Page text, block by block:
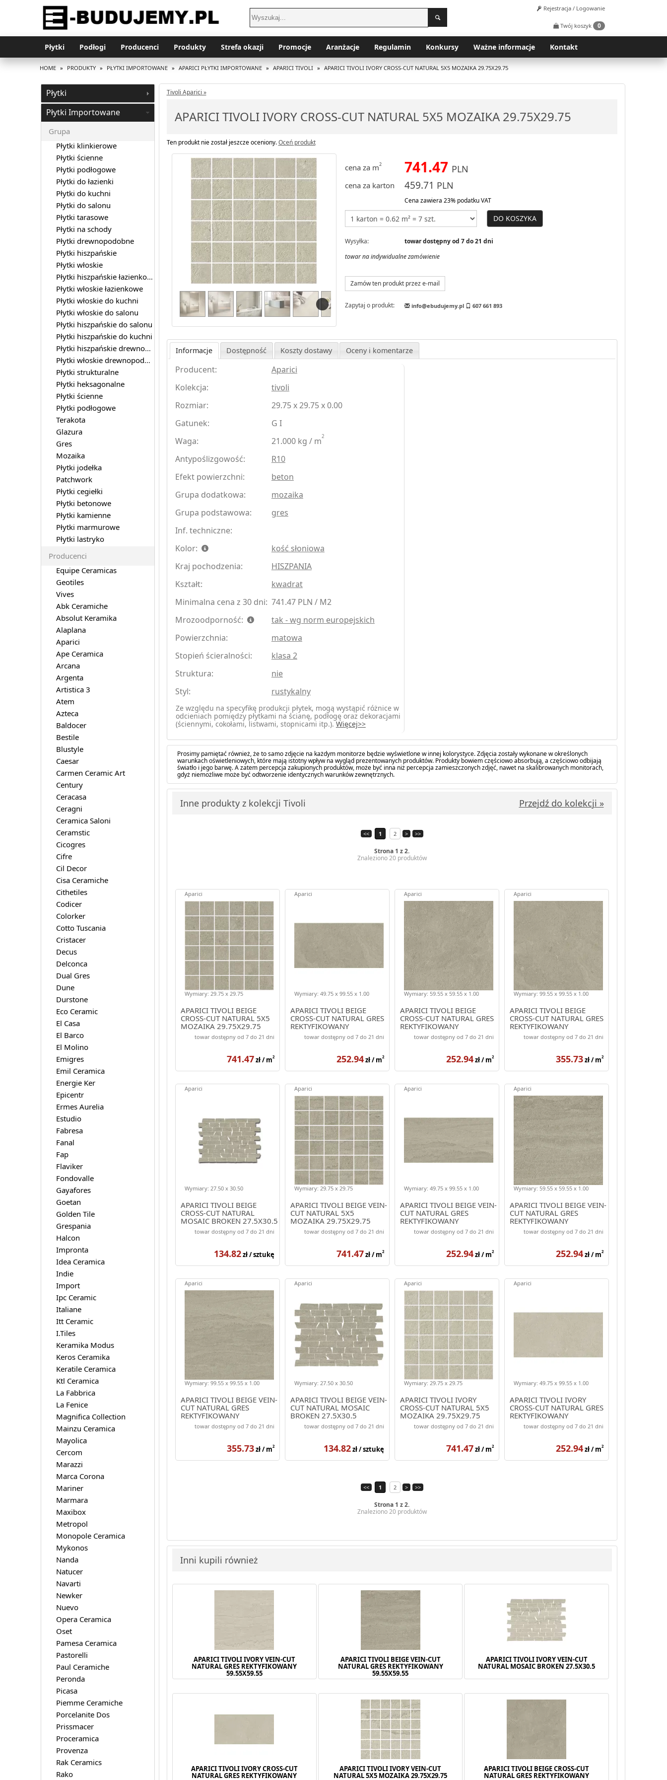
Rejestracja / Logowanie
Twój koszyk 0
Płytki Podłogi Producenci Produkty Strefa okazji Promocje Aranżacje Regulamin Konkursy Ważne informacje Kontakt
HOME » PRODUKTY » PŁYTKI IMPORTOWANE » APARICI PŁYTKI IMPORTOWANE » APARICI TIVOLI » APARICI TIVOLI IVORY CROSS-CUT NATURAL 5X5 MOZAIKA 29.75X29.75
Tivoli Aparici »
APARICI TIVOLI IVORY CROSS-CUT NATURAL 5X5 MOZAIKA 29.75X29.75
Ten produkt nie został jeszcze oceniony.Oceń produkt
cena za m2 741.47 PLN
cena za karton 459.71 PLN
Cena zawiera 23% podatku VAT
DO KOSZYKA
Wysyłka:
towar dostępny od 7 do 21 dni
towar na indywidualne zamówienie
Zamów ten produkt przez e-mail
Zapytaj o produkt: info@ebudujemy.pl 607 661 893
Informacje Dostępność Koszty dostawy Oceny i komentarze
Producent:
Aparici
Kolekcja:
tivoli
Rozmiar:
29.75 x 29.75 x 0.00
Gatunek:
G I
Waga:
21.000 kg / m2
Antypoślizgowość:
R10
Efekt powierzchni:
beton
Grupa dodatkowa:
mozaika
Grupa podstawowa:
gres
Inf. techniczne:
Kolor:
kość słoniowa
Kraj pochodzenia:
HISZPANIA
Kształt:
kwadrat
Minimalna cena z 30 dni: 741.47 PLN / M2
Mrozoodporność:
tak - wg norm europejskich
Powierzchnia:
matowa
Stopień ścieralności:
klasa 2
Struktura:
nie
Styl:
rustykalny
Ze względu na specyfikę produkcji płytek, mogą wystąpić różnice w
odcieniach pomiędzy płytkami na ścianę, podłogę oraz dekoracjami
(ściennymi, cokołami, listwami, stopnicami itp.). Więcej>>
Prosimy pamiętać również, że to samo zdjęcie na każdym monitorze będzie wyświetlone w innej kolorystyce. Zdjęcia zostały wykonane w określonych
warunkach oświetleniowych, które mają istotny wpływ na wygląd prezentowanych produktów. Produkty bowiem częściowo absorbują, a częściowo odbijają
światło i jego barwę. A zatem percepcja zakupionych produktów, może być inna niż percepcja zamieszczonych zdjęć, nawet na skalibrowanych monitorach,
gdyż niemożliwe może być odtworzenie identycznych warunków zewnętrznych.
Inne produkty z kolekcji Tivoli Przejdź do kolekcji »
<< 1 2 > >>
Strona 1 z 2.
Znaleziono 20 produktów
APARICI TIVOLI BEIGE
CROSS-CUT NATURAL 5X5
MOZAIKA 29.75X29.75
Wymiary: 29.75 x 29.75
Aparici
towar dostępny od 7 do 21 dni
741.47zł / m2
APARICI TIVOLI BEIGE
CROSS-CUT NATURAL GRES
REKTYFIKOWANY
49.75X99.55
Wymiary: 49.75 x 99.55 x 1.00
Aparici
towar dostępny od 7 do 21 dni
252.94zł / m2
APARICI TIVOLI BEIGE
CROSS-CUT NATURAL GRES
REKTYFIKOWANY
59.55X59.55
Wymiary: 59.55 x 59.55 x 1.00
Aparici
towar dostępny od 7 do 21 dni
252.94zł / m2
APARICI TIVOLI BEIGE
CROSS-CUT NATURAL GRES
REKTYFIKOWANY
99.55X99.55
Wymiary: 99.55 x 99.55 x 1.00
Aparici
towar dostępny od 7 do 21 dni
355.73zł / m2
APARICI TIVOLI BEIGE
CROSS-CUT NATURAL
MOSAIC BROKEN 27.5X30.5
Wymiary: 27.50 x 30.50
Aparici
towar dostępny od 7 do 21 dni
134.82zł / sztukę
APARICI TIVOLI BEIGE VEIN-
CUT NATURAL 5X5
MOZAIKA 29.75X29.75
Wymiary: 29.75 x 29.75
Aparici
towar dostępny od 7 do 21 dni
741.47zł / m2
APARICI TIVOLI BEIGE VEIN-
CUT NATURAL GRES
REKTYFIKOWANY
49.75X99.55
Wymiary: 49.75 x 99.55 x 1.00
Aparici
towar dostępny od 7 do 21 dni
252.94zł / m2
APARICI TIVOLI BEIGE VEIN-
CUT NATURAL GRES
REKTYFIKOWANY
59.55X59.55
Wymiary: 59.55 x 59.55 x 1.00
Aparici
towar dostępny od 7 do 21 dni
252.94zł / m2
APARICI TIVOLI BEIGE VEIN-
CUT NATURAL GRES
REKTYFIKOWANY
99.55X99.55
Wymiary: 99.55 x 99.55 x 1.00
Aparici
towar dostępny od 7 do 21 dni
355.73zł / m2
APARICI TIVOLI BEIGE VEIN-
CUT NATURAL MOSAIC
BROKEN 27.5X30.5
Wymiary: 27.50 x 30.50
Aparici
towar dostępny od 7 do 21 dni
134.82zł / sztukę
APARICI TIVOLI IVORY
CROSS-CUT NATURAL 5X5
MOZAIKA 29.75X29.75
Wymiary: 29.75 x 29.75
Aparici
towar dostępny od 7 do 21 dni
741.47zł / m2
APARICI TIVOLI IVORY
CROSS-CUT NATURAL GRES
REKTYFIKOWANY
49.75X99.55
Wymiary: 49.75 x 99.55 x 1.00
Aparici
towar dostępny od 7 do 21 dni
252.94zł / m2
<< 1 2 > >>
Strona 1 z 2.
Znaleziono 20 produktów
Inni kupili również
APARICI TIVOLI IVORY VEIN-CUT
NATURAL GRES REKTYFIKOWANY
59.55X59.55
APARICI TIVOLI BEIGE VEIN-CUT
NATURAL GRES REKTYFIKOWANY
59.55X59.55
APARICI TIVOLI IVORY VEIN-CUT
NATURAL MOSAIC BROKEN 27.5X30.5
APARICI TIVOLI IVORY CROSS-CUT
NATURAL GRES REKTYFIKOWANY
APARICI TIVOLI IVORY VEIN-CUT
NATURAL 5X5 MOZAIKA 29.75X29.75
APARICI TIVOLI BEIGE CROSS-CUT
NATURAL GRES REKTYFIKOWANY
Płytki
Płytki Importowane
Grupa
Płytki klinkierowe
Płytki ścienne
Płytki podłogowe
Płytki do łazienki
Płytki do kuchni
Płytki do salonu
Płytki tarasowe
Płytki na schody
Płytki drewnopodobne
Płytki hiszpańskie
Płytki włoskie
Płytki hiszpańskie łazienkowe
Płytki włoskie łazienkowe
Płytki włoskie do kuchni
Płytki włoskie do salonu
Płytki hiszpańskie do salonu
Płytki hiszpańskie do kuchni
Płytki hiszpańskie drewnopodobne
Płytki włoskie drewnopodobne
Płytki strukturalne
Płytki heksagonalne
Płytki ścienne
Płytki podłogowe
Terakota
Glazura
Gres
Mozaika
Płytki jodełka
Patchwork
Płytki cegiełki
Płytki betonowe
Płytki kamienne
Płytki marmurowe
Płytki lastryko
Producenci
Equipe Ceramicas
Geotiles
Vives
Abk Ceramiche
Absolut Keramika
Alaplana
Aparici
Ape Ceramica
Arcana
Argenta
Artistica 3
Atem
Azteca
Baldocer
Bestile
Blustyle
Caesar
Carmen Ceramic Art
Century
Ceracasa
Ceragni
Ceramica Saloni
Ceramstic
Cicogres
Cifre
Cil Decor
Cisa Ceramiche
Cithetiles
Codicer
Colorker
Cotto Tuscania
Cristacer
Decus
Delconca
Dual Gres
Dune
Durstone
Eco Ceramic
El Casa
El Barco
El Molino
Emigres
Emil Ceramica
Energie Ker
Epicentr
Ermes Aurelia
Estudio
Fabresa
Fanal
Fap
Flaviker
Fondovalle
Gayafores
Goetan
Golden Tile
Grespania
Halcon
Impronta
Idea Ceramica
Indie
Import
Ipc Ceramic
Italiane
Itt Ceramic
I.Tiles
Keramika Modus
Keros Ceramika
Keratile Ceramica
Ktl Ceramica
La Fabbrica
La Fenice
Magnifica Collection
Mainzu Ceramica
Mayolica
Cercom
Marazzi
Marca Corona
Mariner
Marmara
Maxibox
Metropol
Monopole Ceramica
Mykonos
Nanda
Natucer
Navarti
Newker
Nuevo
Opera Ceramica
Oset
Pamesa Ceramica
Pastorelli
Paul Ceramiche
Peronda
Picasa
Piemme Ceramiche
Porcelanite Dos
Prissmacer
Proceramica
Provenza
Rak Ceramics
Rako